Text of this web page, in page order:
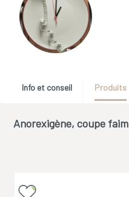
Info et conseil Produits
Anorexigène, coupe faim